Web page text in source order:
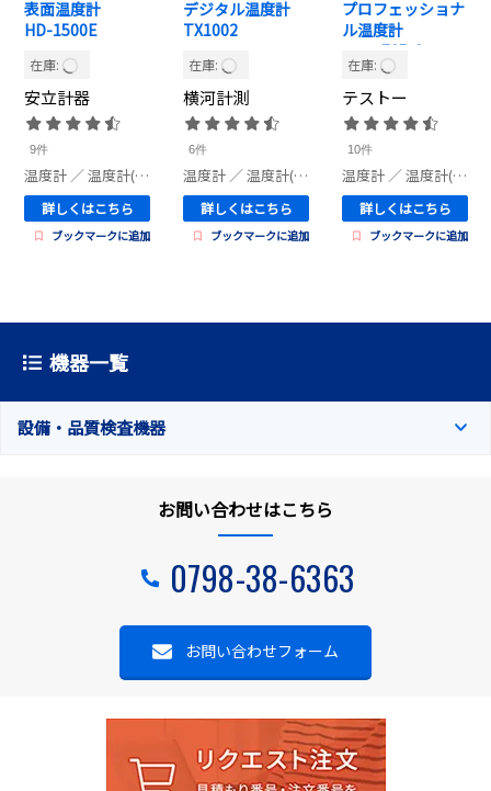
表面温度計
HD-1500E
在庫:
安立計器
9件
温度計 ／ 温度計(設備・品質検査機器)
詳しくはこちら
ブックマークに追加
デジタル温度計
TX1002
在庫:
横河計測
6件
温度計 ／ 温度計(設備・品質検査機器)
詳しくはこちら
ブックマークに追加
プロフェッショナ
ル温度計
testo735-2
在庫:
テストー
10件
温度計 ／ 温度計(設備・品質検査機器)
詳しくはこちら
ブックマークに追加
機器一覧
設備・品質検査機器
お問い合わせはこちら
0798-38-6363
お問い合わせフォーム